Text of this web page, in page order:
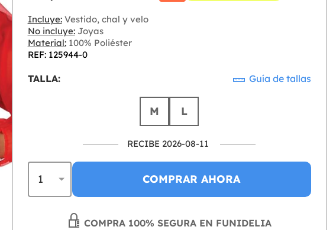
Incluye:Vestido, chal y velo
No incluye:Joyas
Material:100% Poliéster
REF: 125944-0
TALLA: Guía de tallas
M L
RECIBE 2026-08-11
COMPRAR AHORA
COMPRA 100% SEGURA EN FUNIDELIA